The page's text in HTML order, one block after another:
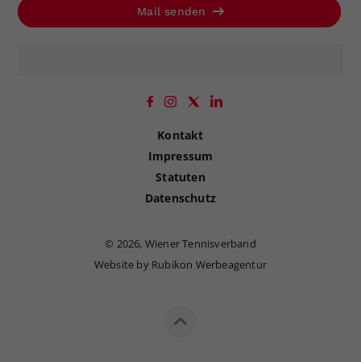
Mail senden
Kontakt
Impressum
Statuten
Datenschutz
© 2026, Wiener Tennisverband
Website by Rubikon Werbeagentur